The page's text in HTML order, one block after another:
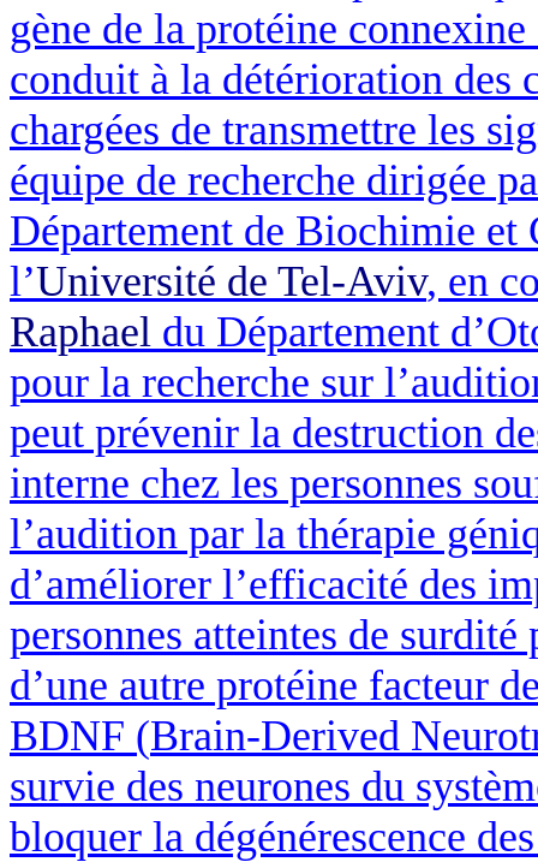
gène de la protéine connexine
conduit à la détérioration des
chargées de transmettre les
équipe de recherche dirigée
Département de Biochimie et
l’Université de Tel-Aviv, en
Raphael du Département
pour la recherche sur
peut prévenir la destruction
interne chez les personnes
l’audition par la thérapie
d’améliorer l’efficacité des
personnes atteintes de
d’une autre protéine facteur
BDNF (Brain-Derived
survie des neurones du
bloquer la dégénérescence